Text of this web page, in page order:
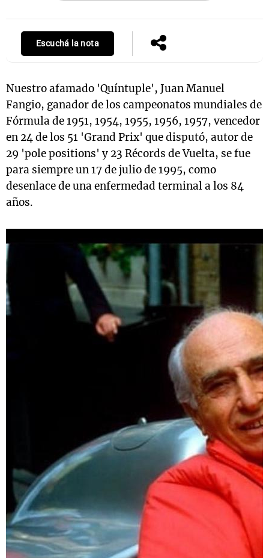
Escuchá la nota
Nuestro afamado 'Quíntuple', Juan Manuel
Fangio, ganador de los campeonatos mundiales de
Fórmula de 1951, 1954, 1955, 1956, 1957, vencedor
en 24 de los 51 'Grand Prix' que disputó, autor de
29 'pole positions' y 23 Récords de Vuelta, se fue
para siempre un 17 de julio de 1995, como
desenlace de una enfermedad terminal a los 84
años.